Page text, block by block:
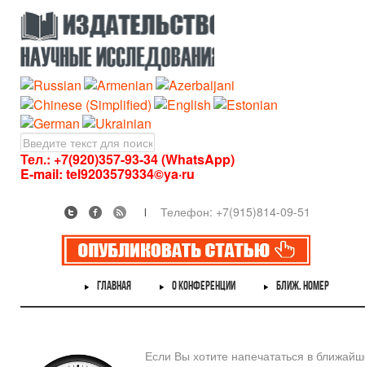
Тел.: +7(920)357-93-34 (WhatsApp)
E-mail: tel9203579334©ya·ru
Телефон: +7(915)814-09-51
ГЛАВНАЯ О КОНФЕРЕНЦИИ БЛИЖ. НОМЕР
Если Вы хотите напечататься в